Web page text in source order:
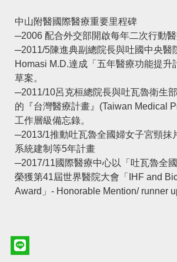
中山附醫國際醫療重要里程碑
─2006 配合外交部開啟每年二次行動
─2011/5陳進典副總院長與吐國中央醫
Homasi M.D.達成「五年醫療功能提升
草案。
─2011/10呂克桓總院長與吐瓦魯衛生
的『台灣醫療計畫』(Taiwan Medical
工作層級備忘錄。
─2013/1推動吐瓦魯全國婦女子宮頸抹
系統建制等5年計畫
─2017/11國際醫療中心以「吐瓦魯全
榮獲第41屆世界醫院大會「IHF and
Award」- Honorable Mention/ runner